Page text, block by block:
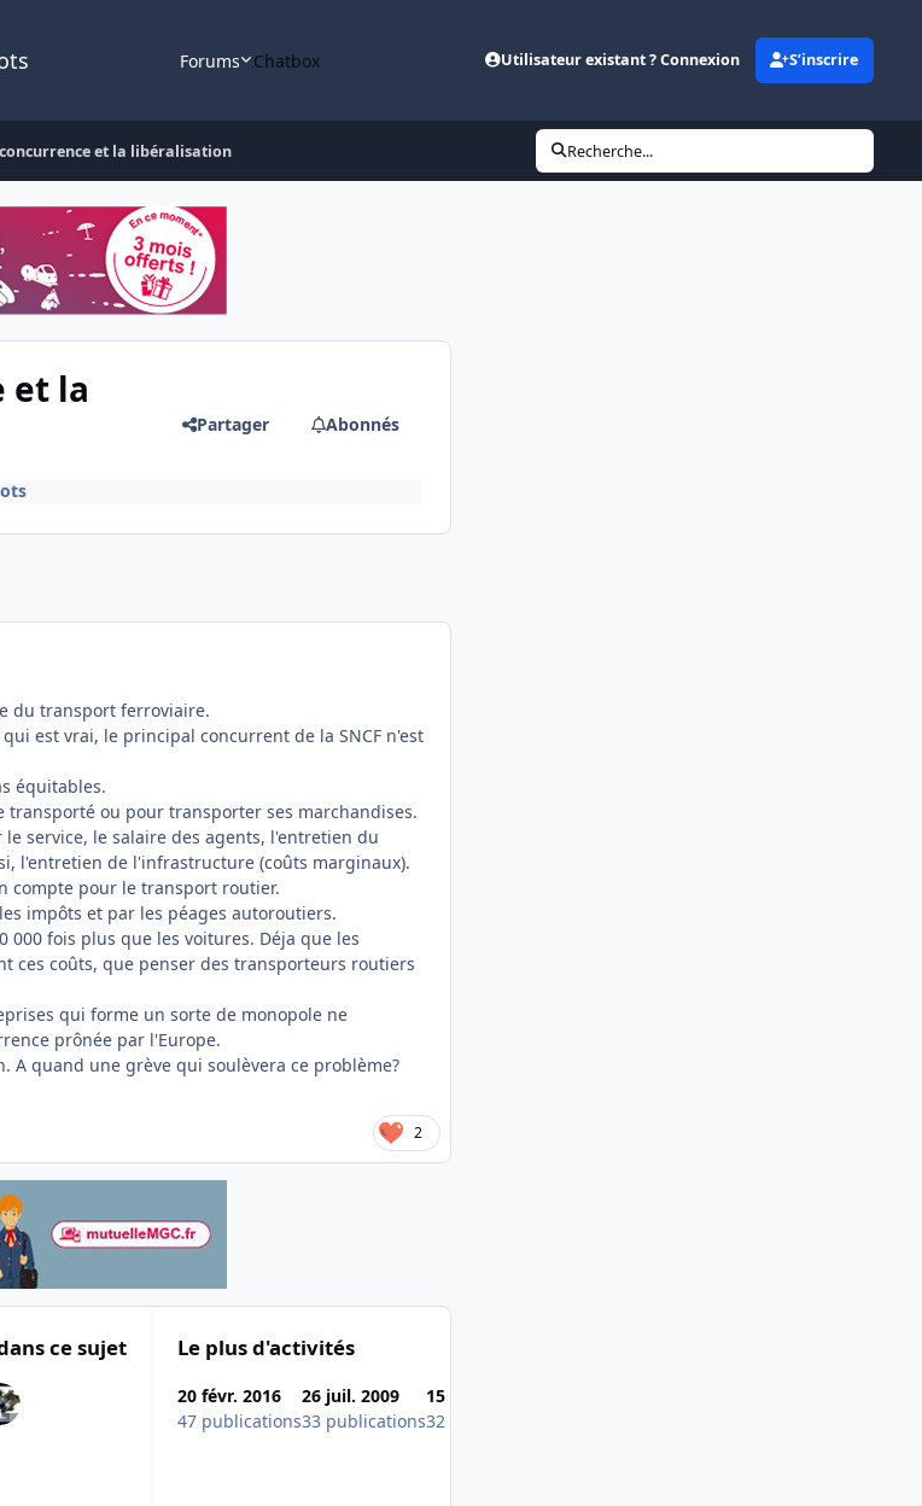
Forums Chatbox Utilisateur existant ? Connexion S’inscrire
concurrence et la libéralisation Recherche...
et la
Partager Abonnés
du transport ferroviaire.
est vrai, le principal concurrent de la SNCF n'est
équitables.
transporté ou pour transporter ses marchandises.
service, le salaire des agents, l'entretien du
l'entretien de l'infrastructure (coûts marginaux).
compte pour le transport routier.
impôts et par les péages autoroutiers.
000 fois plus que les voitures. Déja que les
ces coûts, que penser des transporteurs routiers
qui forme un sorte de monopole ne
prônée par l'Europe.
A quand une grève qui soulèvera ce problème?
2
ce sujet Le plus d'activités
20 févr. 2016
47 publications
26 juil. 2009
33 publications
15 avril 2018
32 publications